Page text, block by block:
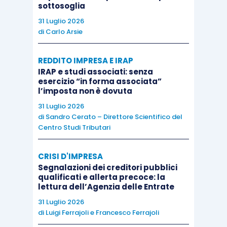
consiliari
Quanto all’organo amministrativo, vengono
riscritti gliartt. 2380,2380-bise2381, c.c.
introdotti, di seguito a quest’ultimo, gli
e2381-ter, c.c.
gestorio viene dunque scomposta e
Più nello specifico e per quanto maggiormente
rileva, l’art. 2381, c.c., tratta ora del solo
Presidente (non più di «
esecutivo e amministratori delegati» in un’unica
sede); l’art. 2381-bis, c.c., affronta il sistema
sottosoglia
31 Luglio 2026
di Carlo Arsie
REDDITO IMPRESA E IRAP
IRAP e studi associati: senza
esercizio “in forma associata”
l’imposta non è dovuta
31 Luglio 2026
di Sandro Cerato – Direttore Scientifico del
Centro Studi Tributari
CRISI D'IMPRESA
Segnalazioni dei creditori pubblici
qualificati e allerta precoce: la
lettura dell’Agenzia delle Entrate
31 Luglio 2026
di Luigi Ferrajolie Francesco Ferrajoli